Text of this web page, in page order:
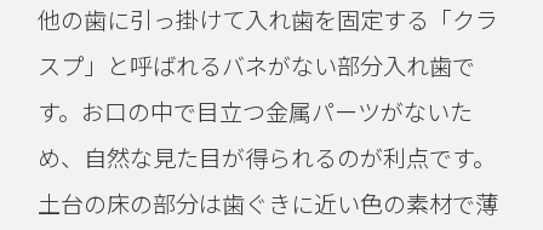
他の歯に引っ掛けて入れ歯を固定する「クラ
スプ」と呼ばれるバネがない部分入れ歯で
す。お口の中で目立つ金属パーツがないた
め、自然な見た目が得られるのが利点です。
土台の床の部分は歯ぐきに近い色の素材で薄